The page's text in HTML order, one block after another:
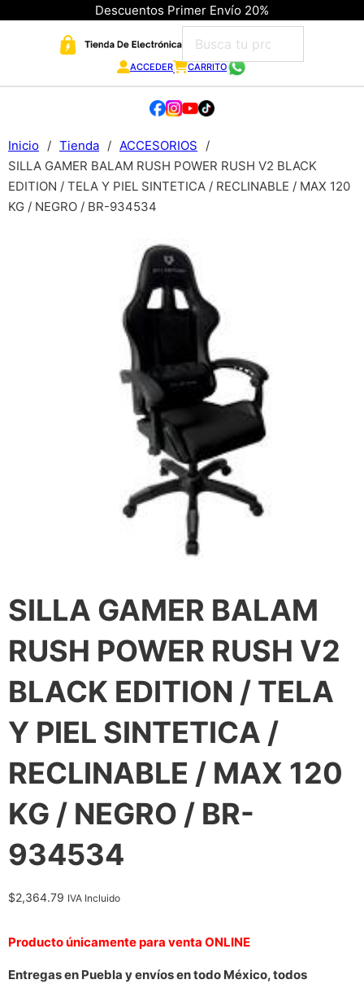
Descuentos Primer Envío 20%
ACCEDER CARRITO
Inicio / Tienda / ACCESORIOS
/
SILLA GAMER BALAM RUSH POWER RUSH V2 BLACK
EDITION / TELA Y PIEL SINTETICA / RECLINABLE / MAX 120
KG / NEGRO / BR-934534
SILLA GAMER BALAM
RUSH POWER RUSH V2
BLACK EDITION / TELA
Y PIEL SINTETICA /
RECLINABLE / MAX 120
KG / NEGRO / BR-
934534
$2,364.79 IVA Incluido
Producto únicamente para venta ONLINE
Entregas en Puebla y envíos en todo México, todos